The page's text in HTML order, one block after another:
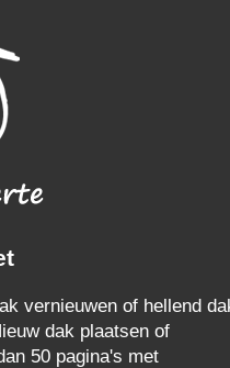
vernieuwen of hellend
dak plaatsen of
50 pagina's met